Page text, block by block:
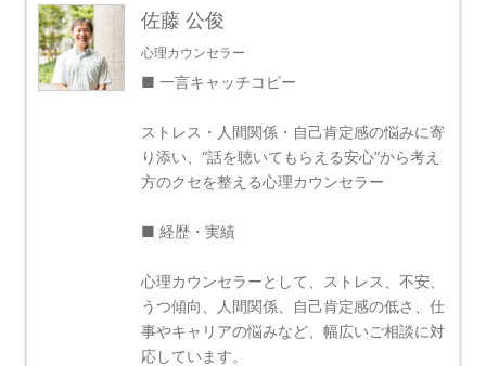
佐藤 公俊
心理カウンセラー
■ 一言キャッチコピー
ストレス・人間関係・自己肯定感の悩みに寄
り添い、“話を聴いてもらえる安心”から考え
方のクセを整える心理カウンセラー
■ 経歴・実績
心理カウンセラーとして、ストレス、不安、
うつ傾向、人間関係、自己肯定感の低さ、仕
事やキャリアの悩みなど、幅広いご相談に対
応しています。